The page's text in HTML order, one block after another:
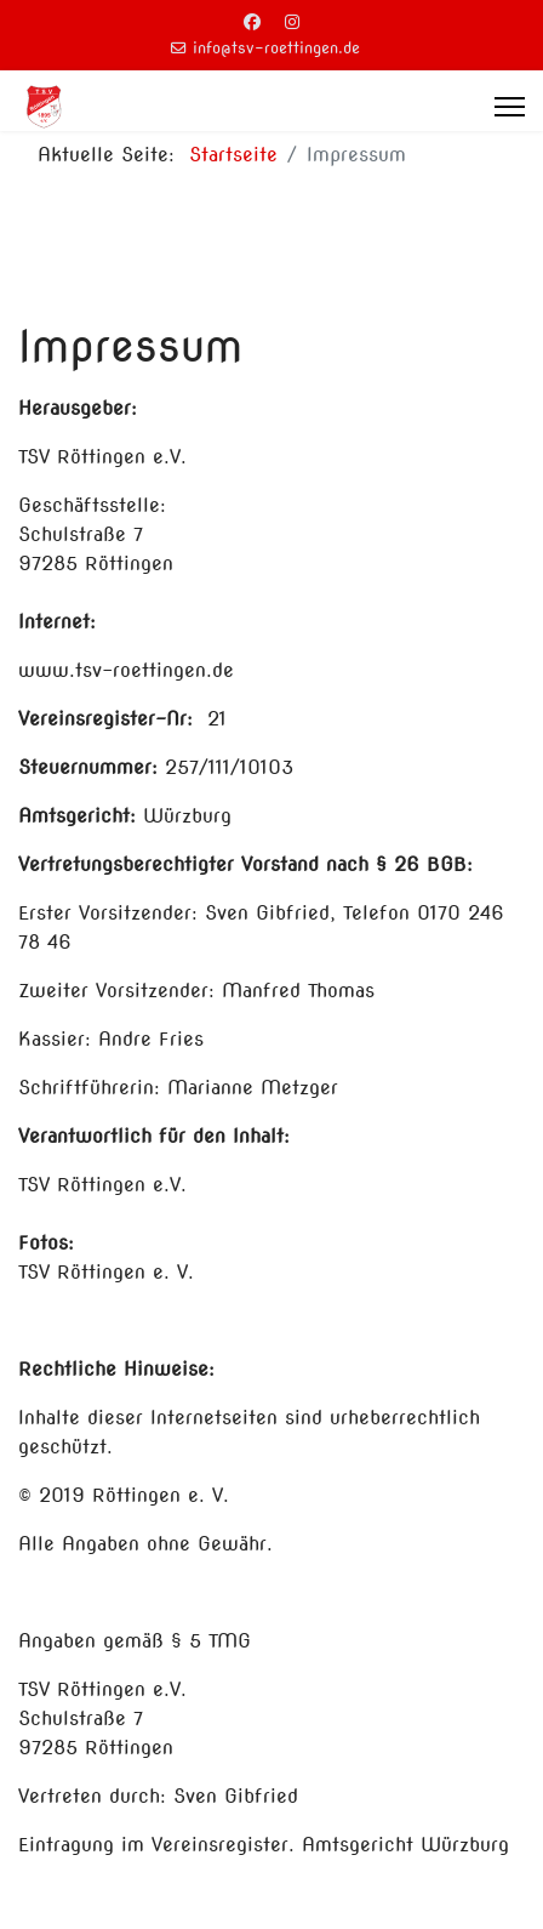
info@tsv-roettingen.de
Aktuelle Seite: Startseite Impressum
Impressum
Herausgeber:
TSV Röttingen e.V.
Geschäftsstelle:
Schulstraße 7
97285 Röttingen
Internet:
www.tsv-roettingen.de
Vereinsregister-Nr: 21
Steuernummer: 257/111/10103
Amtsgericht: Würzburg
Vertretungsberechtigter Vorstand nach § 26 BGB:
Erster Vorsitzender: Sven Gibfried, Telefon 0170 246
78 46
Zweiter Vorsitzender: Manfred Thomas
Kassier: Andre Fries
Schriftführerin: Marianne Metzger
Verantwortlich für den Inhalt:
TSV Röttingen e.V.
Fotos:
TSV Röttingen e. V.
Rechtliche Hinweise:
Inhalte dieser Internetseiten sind urheberrechtlich
geschützt.
© 2019 Röttingen e. V.
Alle Angaben ohne Gewähr.
Angaben gemäß § 5 TMG
TSV Röttingen e.V.
Schulstraße 7
97285 Röttingen
Vertreten durch: Sven Gibfried
Eintragung im Vereinsregister. Amtsgericht Würzburg